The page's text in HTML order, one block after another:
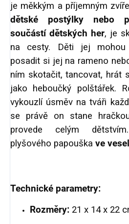
je měkkým a příjemným
dětské postýlky nebo
součástí dětských her, je
na cesty. Děti jej mohou
posadit si jej na rameno
ním skotačit, tancovat, hrát
jako heboučký polštářek.
vykouzlí úsměv na tváři
se právě on stane
provede celým
plyšového papouška ve
Technické parametry:
Rozměry: 21 x 14 x 22